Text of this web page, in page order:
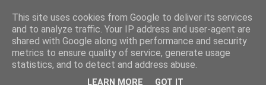
This site uses cookies from Google to deliver its services
and to analyze traffic. Your IP address and user-agent are
shared with Google along with performance and security
metrics to ensure quality of service, generate usage
statistics, and to detect and address abuse.
LEARN MORE GOT IT